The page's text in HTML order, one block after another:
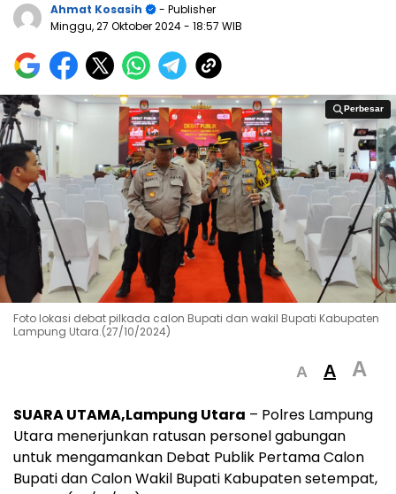
Ahmat Kosasih
- Publisher
Minggu, 27 Oktober 2024- 18:57 WIB
Perbesar
Perbesar
Foto lokasi debat pilkada calon Bupati dan wakil Bupati Kabupaten
Lampung Utara.(27/10/2024)
A A A
SUARA UTAMA,Lampung Utara – Polres Lampung
Utara menerjunkan ratusan personel gabungan
untuk mengamankan Debat Publik Pertama Calon
Bupati dan Calon Wakil Bupati Kabupaten setempat,